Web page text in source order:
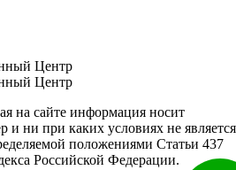
на сайте информация носит
ни при каких условиях не является
положениями Статьи 437
Российской Федерации.